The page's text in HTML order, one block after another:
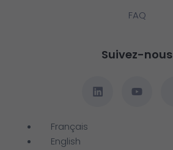
FAQ
Suivez-nous
Français
English